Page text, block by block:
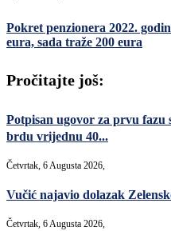
Pokret penzionera 2022.
eura, sada traže 200 eura
Pročitajte još:
Potpisan ugovor za prvu fazu
brdu vrijednu 40...
Četvrtak, 6 Augusta 2026,
Vučić najavio dolazak
Četvrtak, 6 Augusta 2026,